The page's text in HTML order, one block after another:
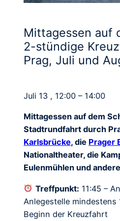
Mittagessen auf
2-stündige
Prag, Juli und
Juli 13 , 12:00 – 14:00
Mittagessen auf dem
Stadtrundfahrt durch
Karlsbrücke, die Prager
Nationaltheater, die
Eulenmühlen und
Treffpunkt: 11:45 –
Anlegestelle mindestens
Beginn der Kreuzfahrt